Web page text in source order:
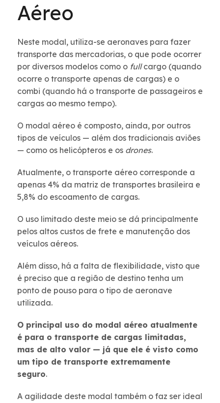
Aéreo
Neste modal, utiliza-se aeronaves para fazer
transporte das mercadorias, o que pode ocorrer
por diversos modelos como o fullcargo (quando
ocorre o transporte apenas de cargas) e o
combi (quando há o transporte de passageiros e
cargas ao mesmo tempo).
O modal aéreo é composto, ainda, por outros
tipos de veículos — além dos tradicionais aviões
— como os helicópteros e os drones.
Atualmente, o transporte aéreo corresponde a
apenas 4% da matriz de transportes brasileira e
5,8% do escoamento de cargas.
O uso limitado deste meio se dá principalmente
pelos altos custos de frete e manutenção dos
veículos aéreos.
Além disso, há a falta de flexibilidade, visto que
é preciso que a região de destino tenha um
ponto de pouso para o tipo de aeronave
utilizada.
O principal uso do modal aéreo atualmente
é para o transporte de cargas limitadas,
mas de alto valor — já que ele é visto como
um tipo de transporte extremamente
seguro.
A agilidade deste modal também o faz ser ideal